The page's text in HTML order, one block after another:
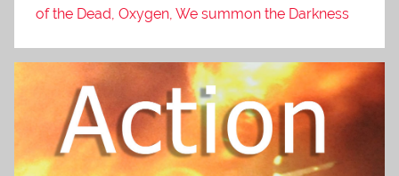
of the Dead, Oxygen, We summon the Darkness